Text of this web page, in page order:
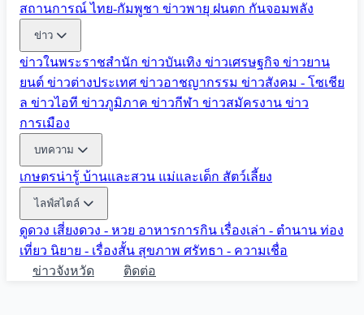
สถานการณ์ ไทย-กัมพูชา ข่าวพายุ ฝนตก กันจอมพลัง
ข่าว
ข่าวในพระราชสำนัก ข่าวบันเทิง ข่าวเศรษฐกิจ ข่าวยาน
ยนต์ ข่าวต่างประเทศ ข่าวอาชญากรรม ข่าวสังคม - โซเชีย
ล ข่าวไอที ข่าวภูมิภาค ข่าวกีฬา ข่าวสมัครงาน ข่าว
การเมือง
บทความ
เกษตรน่ารู้ บ้านและสวน แม่และเด็ก สัตว์เลี้ยง
ไลฟ์สไตล์
ดูดวง เสี่ยงดวง - หวย อาหารการกิน เรื่องเล่า - ตำนาน ท่อง
เที่ยว นิยาย - เรื่องสั้น สุขภาพ ศรัทธา - ความเชื่อ
ข่าวจังหวัด
ติดต่อ